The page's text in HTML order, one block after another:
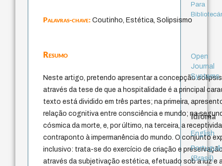
Palavras-chave:Coutinho, Estética, Solipsismo
Resumo
Neste artigo, pretendo apresentar a concepção
através da tese de que a hospitalidade é a principal
texto está dividido em três partes; na primeira,
relação cognitiva entre consciência e mundo; na
cósmica da morte, e, por último, na terceira, a
contraponto à impermanência do mundo. O conjunto
inclusivo: trata-se do exercício de criação e
através da subjetivação estética, efetuado sob a luz e
Para
Open
Journal
Systems
Idioma
English
(Brasil)